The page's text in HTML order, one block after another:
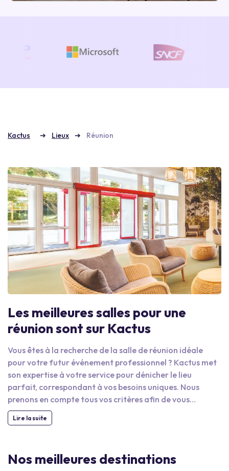
Kactus Lieux Réunion
Les meilleures salles pour une
réunion sont sur Kactus
Vous êtes à la recherche de la salle de réunion idéale
pour votre futur événement professionnel ? Kactus met
son expertise à votre service pour dénicher le lieu
parfait, correspondant à vos besoins uniques. Nous
prenons en compte tous vos critères afin de vous
transmettre en seulement quelques clics une sélection
personnalisée et sur-mesure. En faisant appel à nous,
secteur de l'événementiel. Nous parcourons la France (et
Lire la suite
Nos meilleures destinations